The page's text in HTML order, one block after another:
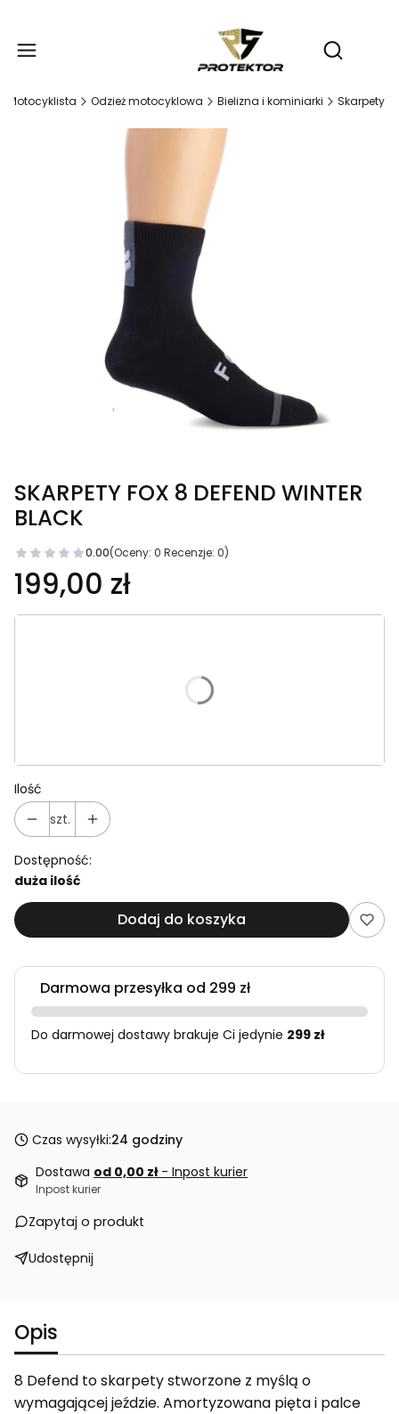
Otwórz
Motocyklista Odzież motocyklowa Bielizna i kominiarki Skarpety
SKARPETY FOX 8 DEFEND WINTER
BLACK
0.00(Oceny: 0 Recenzje: 0)
Cena
199,00 zł
Ilość
szt.
Dostępność:
duża ilość
Dodaj do koszyka
Darmowa przesyłka od 299 zł
Do darmowej dostawy brakuje Ci jedynie 299 zł
Czas wysyłki:24 godziny
Dostawa od 0,00 zł - Inpost kurier
Inpost kurier
Zapytaj o produkt
Udostępnij
Opis
8 Defend to skarpety stworzone z myślą o
wymagającej jeździe. Amortyzowana pięta i palce